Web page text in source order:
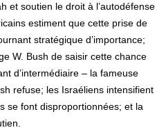
et soutien le droit à l’autodéfense
estiment que cette prise de
stratégique d’importance;
W. Bush de saisir cette chance
d’intermédiaire – la fameuse
refuse; les Israéliens intensifient
se font disproportionnées; et la